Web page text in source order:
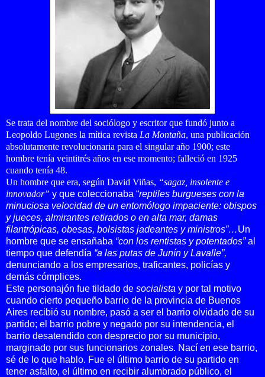
Se trata del nombre del sociólogo y escritor que fundó junto a
Leopoldo Lugones la mítica revista La Montaña, una publicación
absolutamente revolucionaria para el singular año 1900; este
hombre tenía veintitrés años en ese momento; falleció en 1925
cuando tenía 48.
Un hombre que era, según David Viñas, “sagaz, insolente e
innovador” y que coleccionaba “reptiles burgueses con la
minuciosa velocidad de un entomólogo impaciente: obispos
y jueces, almirantes retirados o en alta mar, damas
filantrópicas, obesas, bolsistas jadeantes y ministros”…Un
hombre que se ensañaba “con los rentistas y potentados”al
tiempo que defendía “a las putas de Junín y Lavalle”,
denunciando a los empresarios, traficantes, policías y
demás cómplices.
Este personajón fue tildado de socialista y por tal motivo
cuando cierto pequeño barrio de la provincia de Buenos
Aires recibió su nombre, pasó a ser el barrio olvidado de su
partido; el barrio pobre y negado por su intendencia, el
barrio desatendido con desprecio por su municipio,
marginado por sus funcionarios zonales. Nací en ese barrio,
sé de lo que hablo. Fue el último barrio de su partido en
tener asfalto, el último en recibir alumbrado público, el